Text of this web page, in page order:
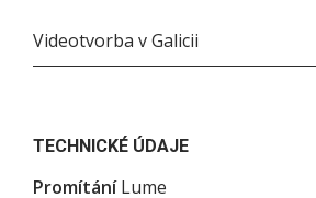
Videotvorba v Galicii
TECHNICKÉ ÚDAJE
PromítáníLume